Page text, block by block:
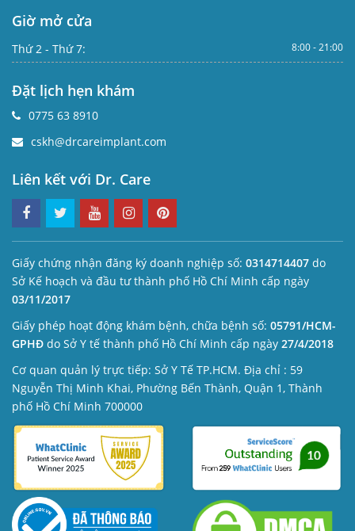
Giờ mở cửa
Thứ 2 - Thứ 7: 8:00 - 21:00
Đặt lịch hẹn khám
0775 63 8910
cskh@drcareimplant.com
Liên kết với Dr. Care
Giấy chứng nhận đăng ký doanh nghiệp số: 0314714407 do
Sở Kế hoạch và đầu tư thành phố Hồ Chí Minh cấp ngày
03/11/2017
Giấy phép hoạt động khám bệnh, chữa bệnh số: 05791/HCM-
GPHĐ do Sở Y tế thành phố Hồ Chí Minh cấp ngày 27/4/2018
Cơ quan quản lý trực tiếp: Sở Y Tế TP.HCM. Địa chỉ : 59
Nguyễn Thị Minh Khai, Phường Bến Thành, Quận 1, Thành
phố Hồ Chí Minh 700000